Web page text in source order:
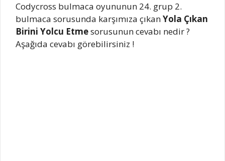
Codycross bulmaca oyununun 24. grup 2.
bulmaca sorusunda karşımıza çıkanYola Çıkan
Birini Yolcu Etmesorusunun cevabı nedir ?
Aşağıda cevabı görebilirsiniz !